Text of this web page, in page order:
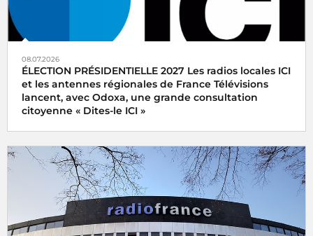
08.07.2026
ÉLECTION PRÉSIDENTIELLE 2027 Les radios locales ICI
et les antennes régionales de France Télévisions
lancent, avec Odoxa, une grande consultation
citoyenne « Dites-le ICI »